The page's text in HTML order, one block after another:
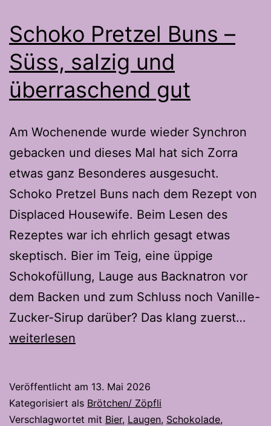
einfach
flechten
Schoko Pretzel Buns –
Süss, salzig und
überraschend gut
Am Wochenende wurde wieder Synchron
gebacken und dieses Mal hat sich Zorra
etwas ganz Besonderes ausgesucht.
Schoko Pretzel Buns nach dem Rezept von
Displaced Housewife. Beim Lesen des
Rezeptes war ich ehrlich gesagt etwas
skeptisch. Bier im Teig, eine üppige
Schokofüllung, Lauge aus Backnatron vor
dem Backen und zum Schluss noch Vanille-
Zucker-Sirup darüber? Das klang zuerst…
weiterlesen
Veröffentlicht am 13. Mai 2026
Kategorisiert als Brötchen/ Zöpfli
Verschlagwortet mit Bier, Laugen, Schokolade,